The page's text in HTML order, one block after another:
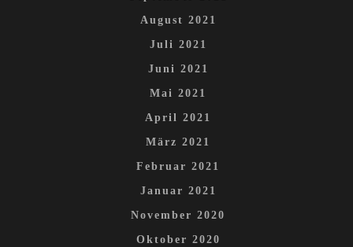
August 2021
Juli 2021
Juni 2021
Mai 2021
April 2021
März 2021
Februar 2021
Januar 2021
November 2020
Oktober 2020